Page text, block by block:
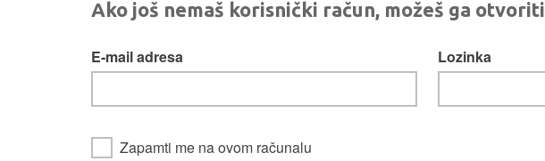
Ako još nemaš korisnički račun, možeš ga otvoriti
E-mail adresa Lozinka
Zapamti me na ovom računalu